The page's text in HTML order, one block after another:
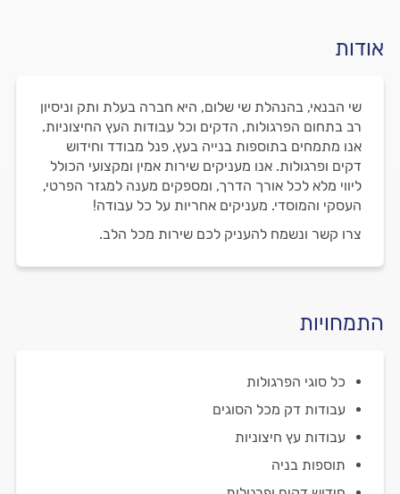
אודות
שי הבנאי, בהנהלת שי שלום, היא חברה בעלת ותק וניסיון
רב בתחום הפרגולות, הדקים וכל עבודות העץ החיצוניות.
אנו מתמחים בתוספות בנייה בעץ, פנל מבודד וחידוש
דקים ופרגולות. אנו מעניקים שירות אמין ומקצועי הכולל
ליווי מלא לכל אורך הדרך, ומספקים מענה למגזר הפרטי,
העסקי והמוסדי. מעניקים אחריות על כל עבודה!
צרו קשר ונשמח להעניק לכם שירות מכל הלב.
התמחויות
כל סוגי הפרגולות
עבודות דק מכל הסוגים
עבודות עץ חיצוניות
תוספות בניה